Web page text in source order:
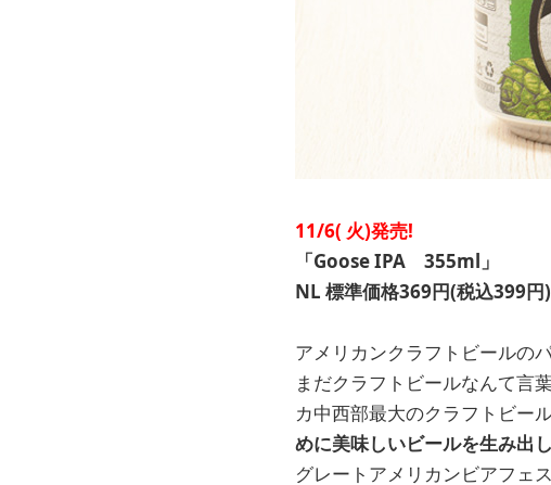
11/6( 火)発売!
「Goose IPA 355ml」
NL 標準価格369円(税込399円)
アメリカンクラフトビールの
まだクラフトビールなんて言
カ中西部最大のクラフトビー
めに美味しいビールを生み出
グレートアメリカンビアフェ